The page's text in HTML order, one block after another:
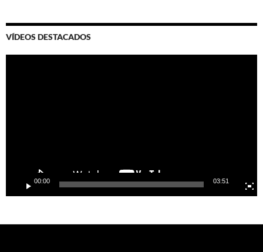
VÍDEOS DESTACADOS
00:00 03:51